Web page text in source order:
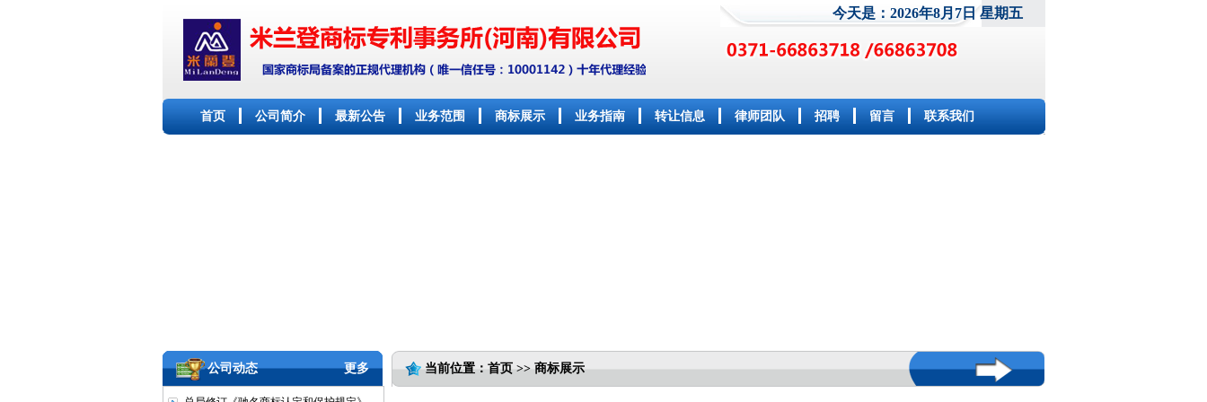
今天是：2026年8月7日 星期五
首页 公司简介 最新公告 业务范围 商标展示 业务指南 转让信息 律师团队 招聘 留言 联系我们
公司动态 更多 当前位置：首页 >> 商标展示